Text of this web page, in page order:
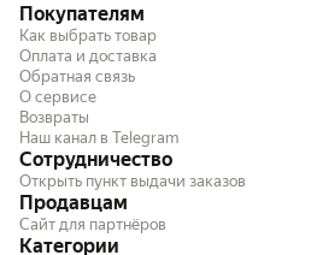
Покупателям
Как выбрать товар
Оплата и доставка
Обратная связь
О сервисе
Возвраты
Наш канал в Telegram
Сотрудничество
Открыть пункт выдачи заказов
Продавцам
Сайт для партнёров
Категории